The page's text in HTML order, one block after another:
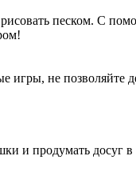
песком. С
не позволяйте
и продумать досуг